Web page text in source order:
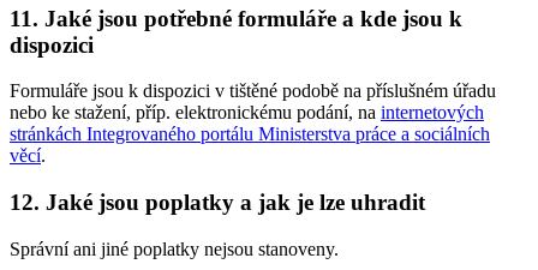
11. Jaké jsou potřebné formuláře a kde jsou k
dispozici
Formuláře jsou k dispozici v tištěné podobě na příslušném úřadu
nebo ke stažení, příp. elektronickému podání, na internetových
stránkách Integrovaného portálu Ministerstva práce a sociálních
věcí.
12. Jaké jsou poplatky a jak je lze uhradit
Správní ani jiné poplatky nejsou stanoveny.